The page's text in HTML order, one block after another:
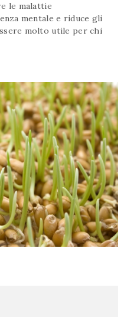
le malattie
mentale e riduce gli
molto utile per chi